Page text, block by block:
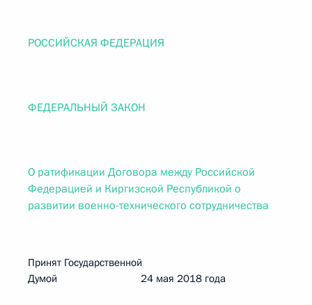
РОССИЙСКАЯ ФЕДЕРАЦИЯ
ФЕДЕРАЛЬНЫЙ ЗАКОН
О ратификации Договора между Российской
Федерацией и Киргизской Республикой о
развитии военно-технического сотрудничества
Принят Государственной
Думой 24 мая 2018 года